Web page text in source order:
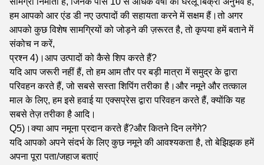
हम आपको आर एंड डी नए उत्पादों की सहायता करने में सक्षम हैं।तो अगर
आपको कुछ विशेष सामग्रियों को जोड़ने की ज़रूरत है, तो कृपया हमें बताने में
संकोच न करें,
प्रश्न 4)।आप उत्पादों को कैसे शिप करते हैं?
यदि आप जरूरी नहीं हैं, तो हम आम तौर पर बड़ी मात्रा में समुद्र के द्वारा
परिवहन करते हैं, जो सबसे सस्ता शिपिंग तरीका है।और नमूने और तत्काल
माल के लिए, हम इसे हवाई या एक्सप्रेस द्वारा परिवहन करते हैं, क्योंकि यह
सबसे तेज़ तरीका है आदि।
Q5)।क्या आप नमूना प्रदान करते हैं?और कितने दिन लगेंगे?
यदि आपको अपने संदर्भ के लिए कुछ नमूने की आवश्यकता है, तो बेझिझक हमें
अपना पूरा पता/जहाज बताएं